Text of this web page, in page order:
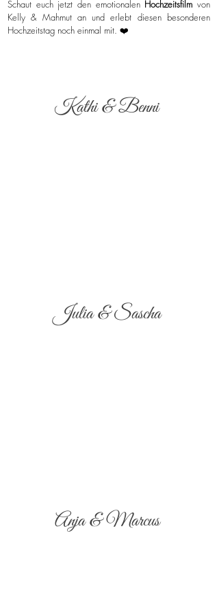
Schaut euch jetzt den emotionalen Hochzeitsfilmvon
Kelly & Mahmut an und erlebt diesen besonderen
Hochzeitstag noch einmal mit. ❤️
Kathi & Benni
Julia & Sascha
Anja & Marcus